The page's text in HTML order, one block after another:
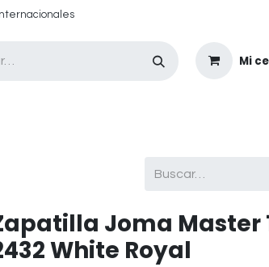
Mi
Joma Master
White Royal